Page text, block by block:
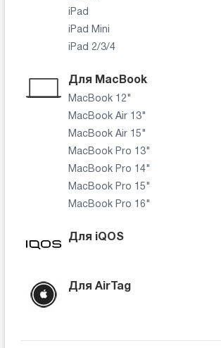
iPad
iPad Mini
iPad 2/3/4
Для MacBook
MacBook 12"
MacBook Air 13"
MacBook Air 15"
MacBook Pro 13"
MacBook Pro 14"
MacBook Pro 15"
MacBook Pro 16"
Для iQOS
Для AirTag